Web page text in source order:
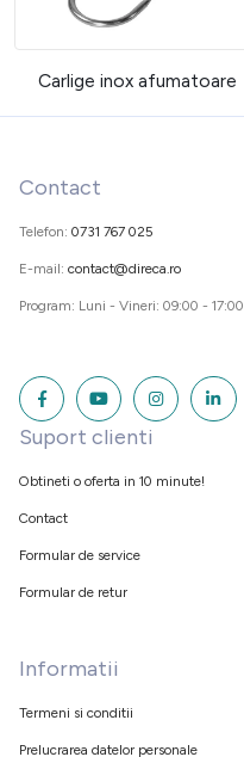
Carlige inox afumatoare
Contact
Telefon: 0731 767 025
E-mail: contact@direca.ro
Program: Luni - Vineri: 09:00 - 17:00
Suport clienti
Obtineti o oferta in 10 minute!
Contact
Formular de service
Formular de retur
Informatii
Termeni si conditii
Prelucrarea datelor personale